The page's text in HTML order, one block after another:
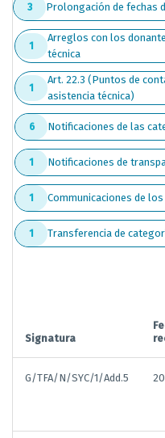
3 Prolongación de fechas
1
Arreglos con los
técnica
1
Art. 22.3 (Puntos de
asistencia técnica)
6 Notificaciones de las
1 Notificaciones de
1 Communicaciones de
1 Transferencia de
Signatura
G/TFA/N/SYC/1/Add.5